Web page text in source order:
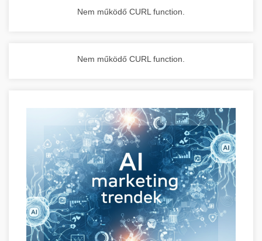
Nem működő CURL function.
Nem működő CURL function.